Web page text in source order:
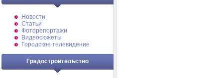
Новости
Статьи
Фоторепортажи
Видеосюжеты
Городское телевидение
Градостроительство